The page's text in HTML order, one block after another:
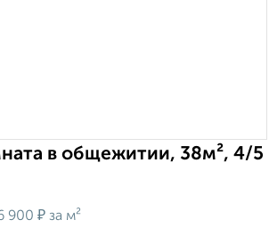
в общежитии, 38м², 4/5
900 ₽ за м²